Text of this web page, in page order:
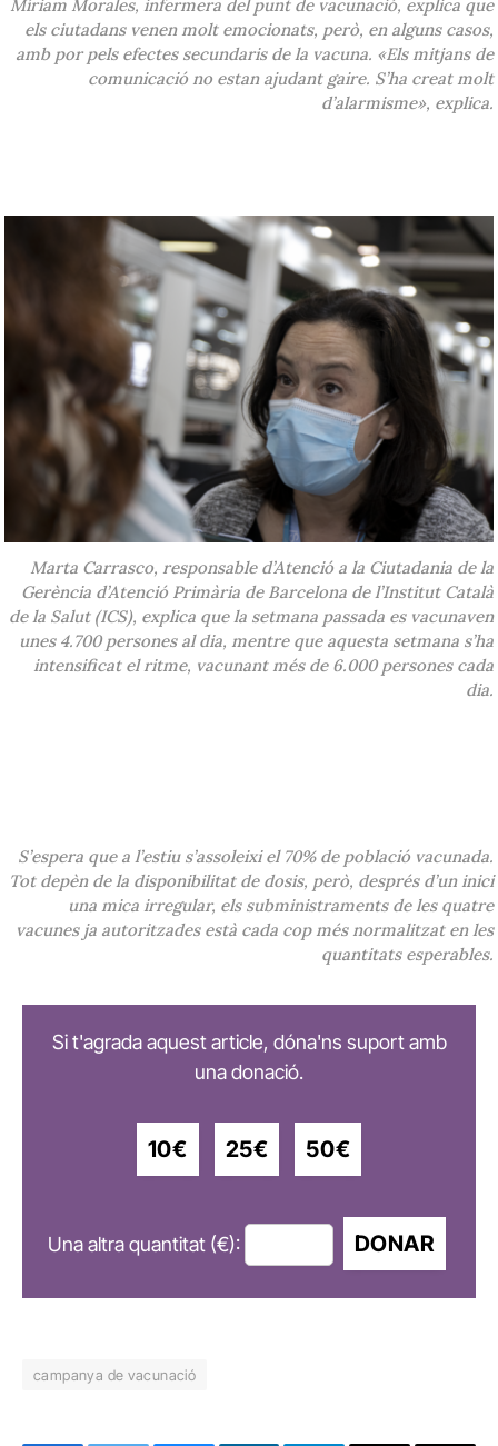
Míriam Morales, infermera del punt de vacunació, explica que
els ciutadans venen molt emocionats, però, en alguns casos,
amb por pels efectes secundaris de la vacuna. «Els mitjans de
comunicació no estan ajudant gaire. S’ha creat molt
d’alarmisme», explica.
Marta Carrasco, responsable d’Atenció a la Ciutadania de la
Gerència d’Atenció Primària de Barcelona de l’Institut Català
de la Salut (ICS), explica que la setmana passada es vacunaven
unes 4.700 persones al dia, mentre que aquesta setmana s’ha
intensificat el ritme, vacunant més de 6.000 persones cada
dia.
S’espera que a l’estiu s’assoleixi el 70% de població vacunada.
Tot depèn de la disponibilitat de dosis, però, després d’un inici
una mica irregular, els subministraments de les quatre
vacunes ja autoritzades està cada cop més normalitzat en les
quantitats esperables.
Si t'agrada aquest article, dóna'ns suport amb
una donació.
10€ 25€ 50€
Una altra quantitat (€): DONAR
campanya de vacunació